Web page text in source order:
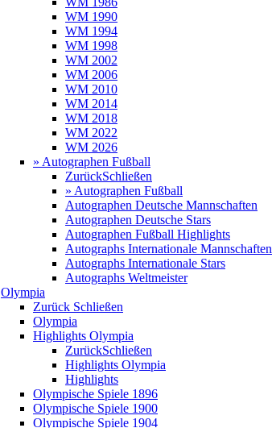
WM 1990
WM 1994
WM 1998
WM 2002
WM 2006
WM 2010
WM 2014
WM 2018
WM 2022
WM 2026
» Autographen Fußball
ZurückSchließen
» Autographen Fußball
Autographen Deutsche Mannschaften
Autographen Deutsche Stars
Autographen Fußball Highlights
Autographs Internationale Mannschaften
Autographs Internationale Stars
Autographs Weltmeister
Olympia
Zurück Schließen
Olympia
Highlights Olympia
ZurückSchließen
Highlights Olympia
Highlights
Olympische Spiele 1896
Olympische Spiele 1900
Olympische Spiele 1904